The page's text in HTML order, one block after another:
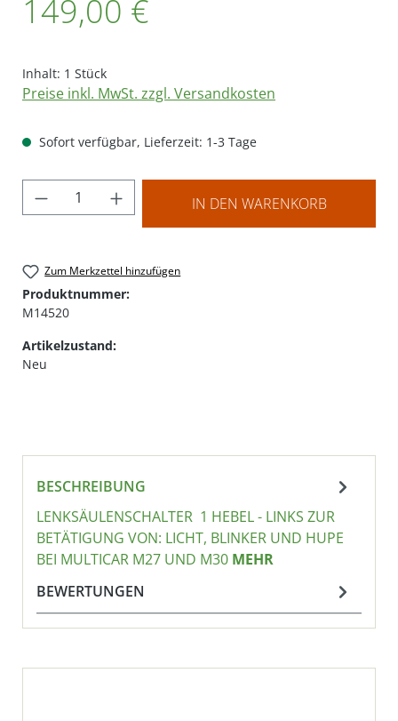
149,00 €
Inhalt: 1 Stück
Preise inkl. MwSt. zzgl. Versandkosten
Sofort verfügbar, Lieferzeit: 1-3 Tage
Produkt Anzahl: Gib den gewünschten
IN DEN WARENKORB
Zum Merkzettel hinzufügen
Produktnummer:
M14520
Artikelzustand:
Neu
BESCHREIBUNG
LENKSÄULENSCHALTER 1 HEBEL - LINKS ZUR
BETÄTIGUNG VON: LICHT, BLINKER UND HUPE
BEI MULTICAR M27 UND M30 MEHR
BEWERTUNGEN